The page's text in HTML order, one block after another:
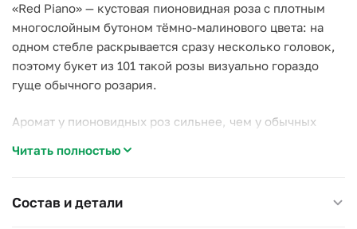
«Red Piano» — кустовая пионовидная роза с плотным
многослойным бутоном тёмно-малинового цвета: на
одном стебле раскрывается сразу несколько головок,
поэтому букет из 101 такой розы визуально гораздо
гуще обычного розария.
Аромат у пионовидных роз сильнее, чем у обычных
Стебли перевязаны и упакованы в дизайнерскую
Читать полностью
Состав и детали